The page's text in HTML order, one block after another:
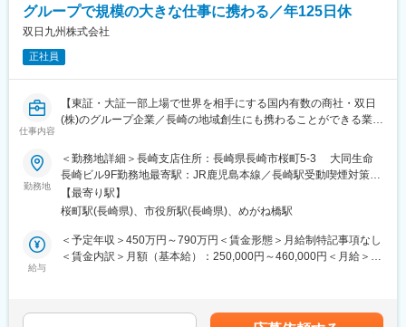
大手ボートメーカーとも取引しており、2022年には長崎県より
今後5年間で高い成長が期待される「長崎県ネクストリーディング
グループで規模の大きな仕事に携わる／年125日休
双日九州株式会社
正社員
仕事内容
【東証・大証一部上場で世界を相手にする国内有数の商社・双日
(株)のグループ企業／長崎の地域創生にも携わることができる業
■メインミッション：
双日グループの一員として、九州・長崎の基幹産業の発展と地方
創生事業を通じ自己成長を果たしながら社会に貢献頂くことを期
待します。
■業務内容：
泊2日程度）＊出張手当として日当あり
勤務地
＜勤務地詳細＞長崎支店住所：長崎県長崎市桜町5-3 大同生命
長崎ビル9F勤務地最寄駅：JR鹿児島本線／長崎駅受動喫煙対策：
屋内全面禁煙変更の範囲：会社の定める事業所
【最寄り駅】
桜町駅(長崎県)、市役所駅(長崎県)、めがね橋駅
給与
＜予定年収＞450万円～790万円＜賃金形態＞月給制特記事項なし
＜賃金内訳＞月額（基本給）：250,000円～460,000円＜月給＞
可能性があります。月給(月額)は固定手当を含めた表記です。